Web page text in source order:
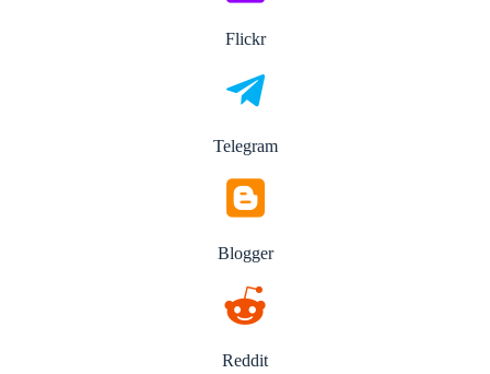
Flickr
Telegram
Blogger
Reddit